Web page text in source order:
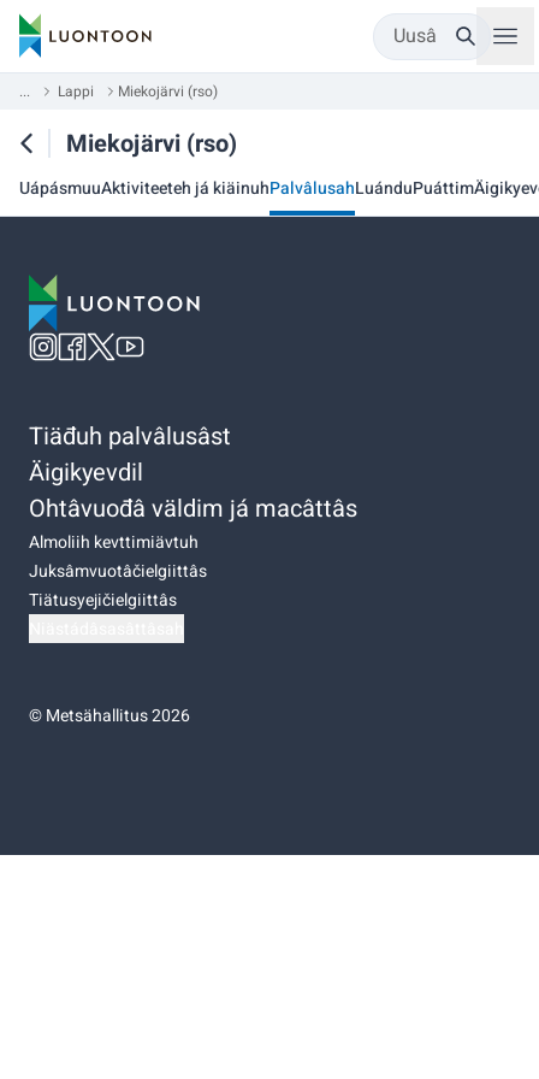
Uusâ
... Lappi Miekojärvi (rso)
Miekojärvi (rso)
UápásmuuAktiviteeteh já kiäinuhPalvâlusahLuánduPuáttim
Tiäđuh palvâlusâst
Äigikyevdil
Ohtâvuođâ väldim já macâttâs
Almoliih kevttimiävtuh
Juksâmvuotâčielgiittâs
Tiätusyejičielgiittâs
©Metsähallitus 2026